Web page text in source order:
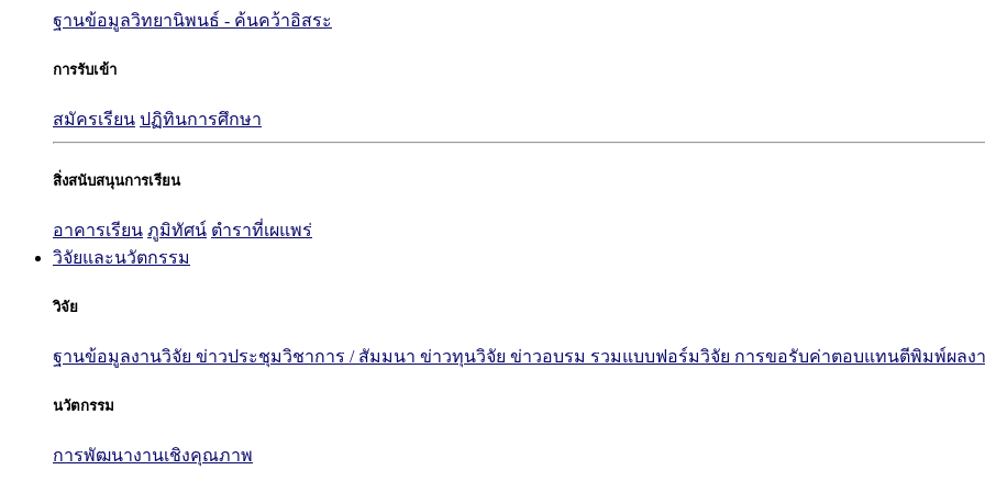
ฐานข้อมูลวิทยานิพนธ์ - ค้นคว้าอิสระ
การรับเข้า
สมัครเรียน ปฏิทินการศึกษา
สิ่งสนับสนุนการเรียน
อาคารเรียน ภูมิทัศน์ ตำราที่เผแพร่
วิจัยและนวัตกรรม
วิจัย
ฐานข้อมูลงานวิจัย ข่าวประชุมวิชาการ / สัมมนา ข่าวทุนวิจัย ข่าวอบรม รวมแบบฟอร์มวิจัย การขอรับค่าตอบแทนตีพิมพ์ผลง
นวัตกรรม
การพัฒนางานเชิงคุณภาพ